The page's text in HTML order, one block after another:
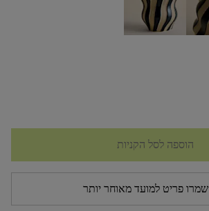
הוספה לסל הקניות
שמרו פריט למועד מאוחר יותר